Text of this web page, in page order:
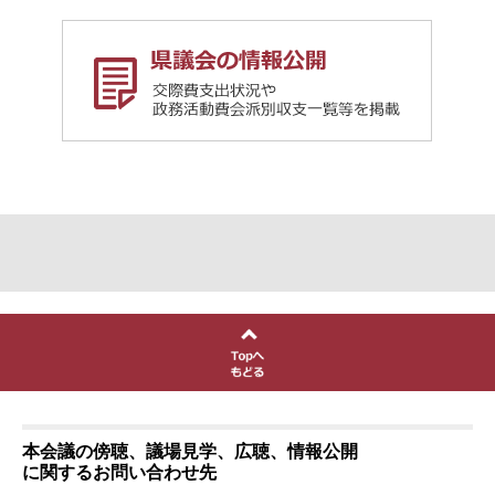
本会議の傍聴、議場見学、広聴、情報公開
に関するお問い合わせ先